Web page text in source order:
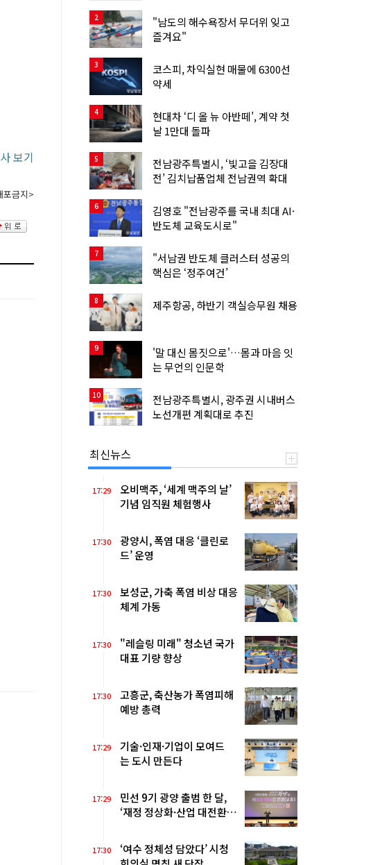
보기
금지>
2
"남도의 해수욕장서 무더위 잊고
즐겨요"
3
코스피, 차익실현 매물에 6300선
약세
4
현대차 ‘디 올 뉴 아반떼’, 계약 첫
날 1만대 돌파
5
전남광주특별시, ‘빛고을 김장대
전’ 김치납품업체 전남권역 확대
6
김영호 "전남광주를 국내 최대 AI·
반도체 교육도시로"
7
"서남권 반도체 클러스터 성공의
핵심은 ‘정주여건’
8 제주항공, 하반기 객실승무원 채용
9
'말 대신 몸짓으로'…몸과 마음 잇
는 무언의 인문학
10
전남광주특별시, 광주권 시내버스
노선개편 계획대로 추진
최신뉴스
17:29
오비맥주, ‘세계 맥주의 날’
기념 임직원 체험행사
17:30
광양시, 폭염 대응 ‘클린로
드’ 운영
17:30
보성군, 가축 폭염 비상 대응
체계 가동
17:30
"레슬링 미래" 청소년 국가
대표 기량 향상
17:30
고흥군, 축산농가 폭염피해
예방 총력
17:29
기술·인재·기업이 모여드
는 도시 만든다
17:29
민선 9기 광양 출범 한 달,
‘재정 정상화·산업 대전환’
17:30
‘여수 정체성 담았다’ 시청